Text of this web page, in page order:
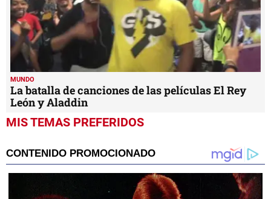
MUNDO
La batalla de canciones de las películas El Rey
León y Aladdin
MIS TEMAS PREFERIDOS